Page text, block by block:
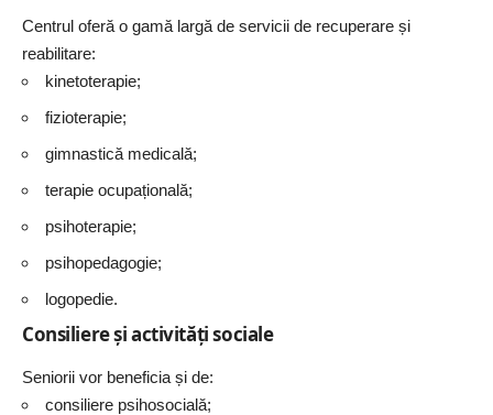
Centrul oferă o gamă largă de servicii de recuperare și
reabilitare:
kinetoterapie;
fizioterapie;
gimnastică medicală;
terapie ocupațională;
psihoterapie;
psihopedagogie;
logopedie.
Consiliere și activități sociale
Seniorii vor beneficia și de:
consiliere psihosocială;